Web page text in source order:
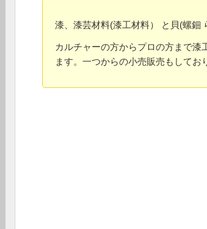
漆、漆芸材料(漆工材料） と貝(螺鈿
カルチャーの方からプロの方まで漆
ます。 一つからの小売販売もしてお